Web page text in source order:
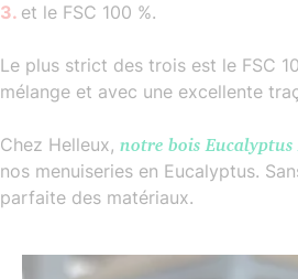
et le FSC 100 %.
Le plus strict des trois est le FSC
mélange et avec une excellente
Chez Helleux, notre bois Eucalyptus
nos menuiseries en Eucalyptus.
parfaite des matériaux.